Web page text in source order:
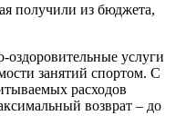
получили из бюджета,
услуги
занятий спортом. С
расходов
возврат – до